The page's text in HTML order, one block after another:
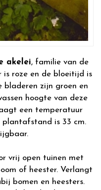
akelei, familie van de
is roze en de bloeitijd is
bladeren zijn groen en
hoogte van deze
een temperatuur
plantafstand is 33 cm.
vrij open tuinen met
of heester. Verlangt
bomen en heesters.